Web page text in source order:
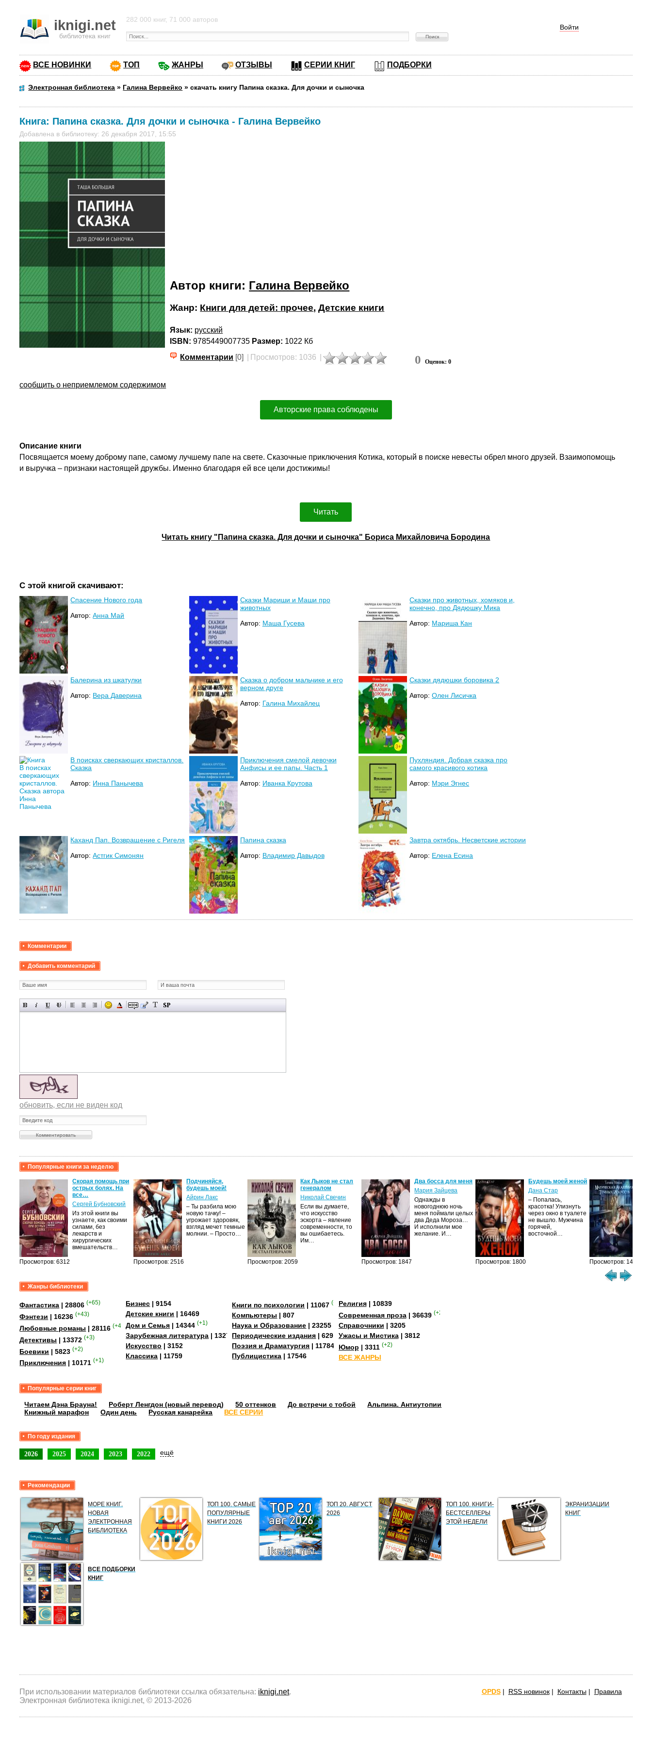
iknigi.net
библиотека книг
Войти
282 000 книг, 71 000 авторов
ВСЕ НОВИНКИ ТОП ЖАНРЫ ОТЗЫВЫ СЕРИИ КНИГ ПОДБОРКИ
Электронная библиотека » Галина Вервейко »скачать книгу Папина сказка. Для дочки и сыночка
Книга: Папина сказка. Для дочки и сыночка- Галина Вервейко
Добавлена в библиотеку: 26 декабря 2017, 15:55
Автор книги: Галина Вервейко
Жанр: Книги для детей: прочее,Детские книги
Язык: русский
ISBN: 9785449007735 Размер: 1022 Кб
Комментарии [0] Просмотров: 1036 0 Оценок: 0
сообщить о неприемлемом содержимом
Авторские права соблюдены
Описание книги
Посвящается моему доброму папе, самому лучшему папе на свете. Сказочные приключения Котика, который в поиске невесты обрел много друзей. Взаимопомощь
и выручка – признаки настоящей дружбы. Именно благодаря ей все цели достижимы!
Читать
Читать книгу "Папина сказка. Для дочки и сыночка" Бориса Михайловича Бородина
С этой книгой скачивают:
Спасение Нового года
Автор:Анна Май
Сказки Мариши и Маши про
животных
Автор: Маша Гусева
Сказки про животных, хомяков и,
конечно, про Дядюшку Мика
Автор: Мариша Кан
Балерина из шкатулки
Автор: Вера Даверина
Сказка о добром мальчике и его
верном друге
Автор: Галина Михайлец
Сказки дядюшки боровика 2
Автор:Олен Лисичка
В поисках сверкающих кристаллов.
Сказка
Автор: Инна Панычева
Приключения смелой девочки
Анфисы и ее папы. Часть 1
Автор: Иванка Крутова
Пухляндия. Добрая сказка про
самого красивого котика
Автор: Мэри Эгнес
Каханд Пап. Возвращение с Ригеля
Автор:Астгик Симонян
Папина сказка
Автор: Владимир Давыдов
Завтра октябрь. Несветские истории
Автор: Елена Есина
Комментарии
Добавить комментарий
обновить, если не виден код
Популярные книги за неделю
Просмотров: 6312
Скорая помощь при
острых болях. На
все…
Сергей Бубновский
Из этой книги вы
узнаете, как своими
силами, без
лекарств и
хирургических
вмешательств…
Просмотров: 2516
Подчиняйся,
будешь моей!
Айрин Лакс
– Ты разбила мою
новую тачку! –
угрожает здоровяк,
взгляд мечет темные
молнии. – Просто…
Просмотров: 2059
Как Лыков не стал
генералом
Николай Свечин
Если вы думаете,
что искусство
эскорта – явление
современности, то
вы ошибаетесь.
Им…
Просмотров: 1847
Два босса для меня
Мария Зайцева
Однажды в
новогоднюю ночь
меня поймали целых
два Деда Мороза…
И исполнили мое
желание. И…
Просмотров: 1800
Будешь моей женой
Дана Стар
– Попалась,
красотка! Улизнуть
через окно в туалете
не вышло. Мужчина
горячей,
восточной…
Просмотров: 1462
Жанры библиотеки
Фантастика | 28806 (+65)
Фэнтези | 16236 (+43)
Любовные романы | 28116 (+41)
Детективы | 13372 (+3)
Боевики | 5823 (+2)
Приключения | 10171 (+1)
Бизнес | 9154
Детские книги | 16469
Дом и Семья | 14344 (+1)
Зарубежная литература | 13273
Искусство | 3152
Классика | 11759
Книги по психологии | 11067 (+2)
Компьютеры | 807
Наука и Образование | 23255
Периодические издания | 629
Поэзия и Драматургия | 11784
Публицистика | 17546
Религия| 10839
Современная проза| 36639 (+2)
Справочники | 3205
Ужасы и Мистика| 3812
Юмор | 3311 (+2)
ВСЕ ЖАНРЫ
Популярные серии книг
Читаем Дэна Брауна! Роберт Ленгдон (новый перевод) 50 оттенков До встречи с тобой
Альпина. Антиутопии
Книжный марафон
Один день Русская канарейка ВСЕ СЕРИИ
По году издания
2026 2025 2024 2023 2022 ещё
Рекомендации
МОРЕ КНИГ.
НОВАЯ
ЭЛЕКТРОННАЯ
БИБЛИОТЕКА
ТОП 100. САМЫЕ
ПОПУЛЯРНЫЕ
КНИГИ 2026
ТОП 20. АВГУСТ
2026
ТОП 100. КНИГИ-
БЕСТСЕЛЛЕРЫ
ЭТОЙ НЕДЕЛИ
ЭКРАНИЗАЦИИ
КНИГ
ВСЕ ПОДБОРКИ
КНИГ
При использовании материалов библиотеки ссылка обязательна: iknigi.net.
Электронная библиотека iknigi.net, © 2013-2026
OPDS| RSS новинок| Контакты| Правила